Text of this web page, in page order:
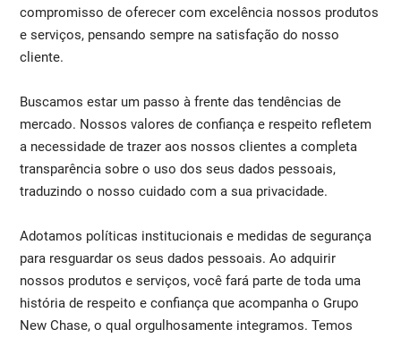
compromisso de oferecer com excelência nossos produtos
e serviços, pensando sempre na satisfação do nosso
cliente.
Buscamos estar um passo à frente das tendências de
mercado. Nossos valores de confiança e respeito refletem
a necessidade de trazer aos nossos clientes a completa
transparência sobre o uso dos seus dados pessoais,
traduzindo o nosso cuidado com a sua privacidade.
Adotamos políticas institucionais e medidas de segurança
para resguardar os seus dados pessoais. Ao adquirir
nossos produtos e serviços, você fará parte de toda uma
história de respeito e confiança que acompanha o Grupo
New Chase, o qual orgulhosamente integramos. Temos